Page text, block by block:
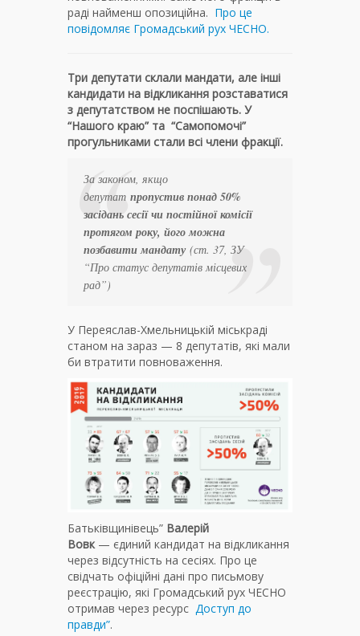
раді найменш опозиційна. Про це
повідомляє Громадський рух ЧЕСНО.
Три депутати склали мандати, але інші
кандидати на відкликання розставатися
з депутатством не поспішають. У
“Нашого краю” та “Самопомочі”
прогульниками стали всі члени фракції.
За законом, якщо
депутат пропустив понад 50%
засідань сесії чи постійної комісії
протягом року, його можна
позбавити мандату (ст. 37, ЗУ
“Про статус депутатів місцевих
рад”)
У Переяслав-Хмельницькій міськраді
станом на зараз — 8 депутатів, які мали
би втратити повноваження.
Батьківщинівець” Валерій
Вовк— єдиний кандидат на відкликання
через відсутність на сесіях. Про це
свідчать офіційні дані про письмову
реєстрацію, які Громадський рух ЧЕСНО
отримав через ресурс Доступ до
правди”.